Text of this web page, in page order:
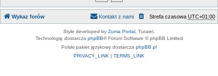
Wykaz forów Strefa czasowa UTC+01:00
Kontakt z nami
Style developed by Zuma Portal , Turaiel,
Technologię dostarcza phpBB® Forum Software © phpBB Limited
Polski pakiet językowy dostarcza phpBB.pl
PRIVACY_LINK | TERMS_LINK